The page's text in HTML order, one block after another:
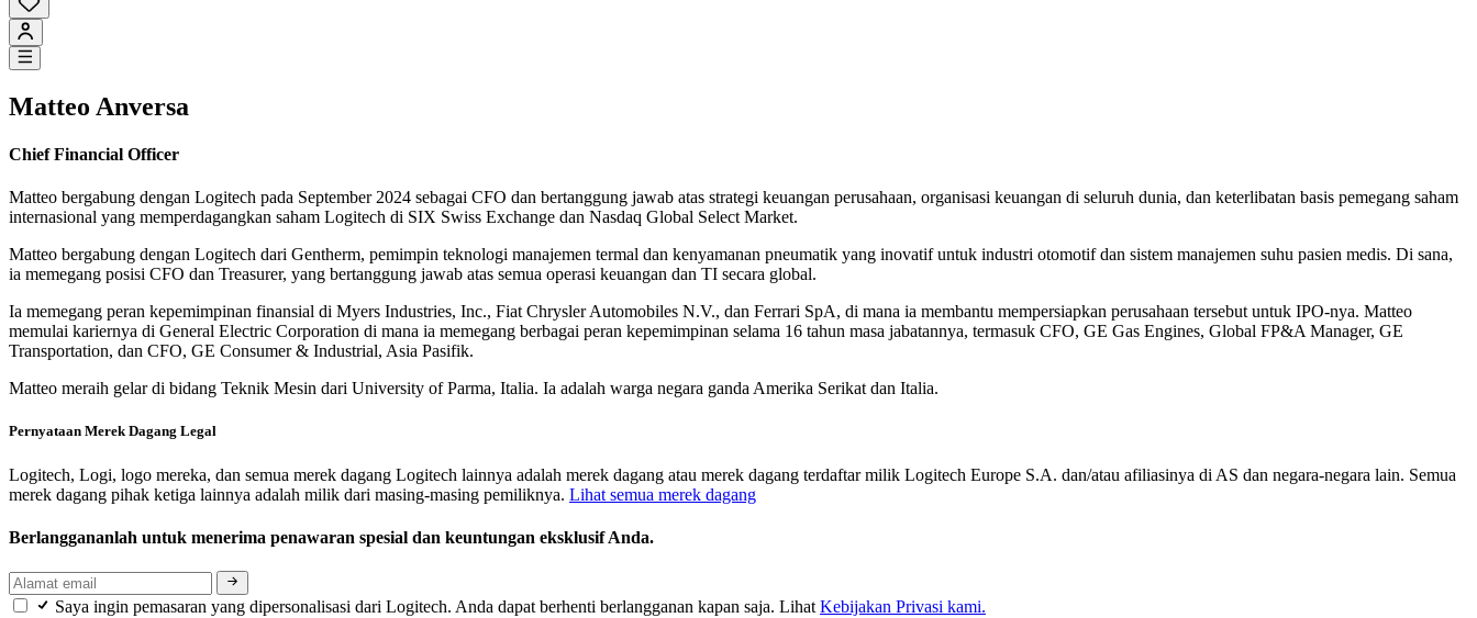
Matteo Anversa
Chief Financial Officer
Matteo bergabung dengan Logitech pada September 2024 sebagai CFO dan bertanggung jawab atas strategi keuangan perusahaan, organisasi keuangan di seluruh dunia, dan keterlibatan basis pemegang saham
internasional yang memperdagangkan saham Logitech di SIX Swiss Exchange dan Nasdaq Global Select Market.
Matteo bergabung dengan Logitech dari Gentherm, pemimpin teknologi manajemen termal dan kenyamanan pneumatik yang inovatif untuk industri otomotif dan sistem manajemen suhu pasien medis. Di sana,
ia memegang posisi CFO dan Treasurer, yang bertanggung jawab atas semua operasi keuangan dan TI secara global.
Ia memegang peran kepemimpinan finansial di Myers Industries, Inc., Fiat Chrysler Automobiles N.V., dan Ferrari SpA, di mana ia membantu mempersiapkan perusahaan tersebut untuk IPO-nya. Matteo
memulai kariernya di General Electric Corporation di mana ia memegang berbagai peran kepemimpinan selama 16 tahun masa jabatannya, termasuk CFO, GE Gas Engines, Global FP&A Manager, GE
Transportation, dan CFO, GE Consumer & Industrial, Asia Pasifik.
Matteo meraih gelar di bidang Teknik Mesin dari University of Parma, Italia. Ia adalah warga negara ganda Amerika Serikat dan Italia.
Pernyataan Merek Dagang Legal
Logitech, Logi, logo mereka, dan semua merek dagang Logitech lainnya adalah merek dagang atau merek dagang terdaftar milik Logitech Europe S.A. dan/atau afiliasinya di AS dan negara-negara lain. Semua
merek dagang pihak ketiga lainnya adalah milik dari masing-masing pemiliknya. Lihat semua merek dagang
Berlanggananlah untuk menerima penawaran spesial dan keuntungan eksklusif Anda.
Saya ingin pemasaran yang dipersonalisasi dari Logitech. Anda dapat berhenti berlangganan kapan saja. LihatKebijakan Privasi kami.